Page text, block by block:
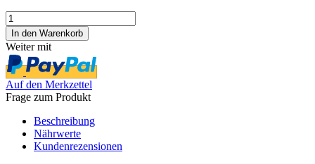
Weiter mit
Auf den Merkzettel
Frage zum Produkt
Beschreibung
Nährwerte
Kundenrezensionen